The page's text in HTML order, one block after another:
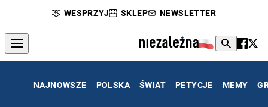
WESPRZYJ SKLEP NEWSLETTER
NAJNOWSZE POLSKA ŚWIAT PETYCJE MEMY